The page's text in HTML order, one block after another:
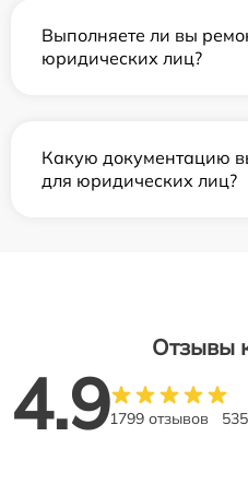
Выполняете ли вы
юридических лиц?
Какую документацию
для юридических лиц?
Отзывы
4.91799 отзывов